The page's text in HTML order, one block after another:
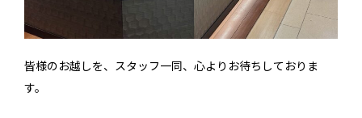
皆様のお越しを、スタッフ一同、心よりお待ちしておりま
す。